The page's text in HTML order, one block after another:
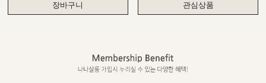
장바구니 관심상품